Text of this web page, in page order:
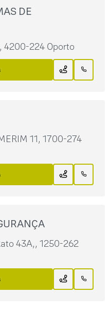
DE
4200-224 Oporto
11, 1700-274
43A,, 1250-262